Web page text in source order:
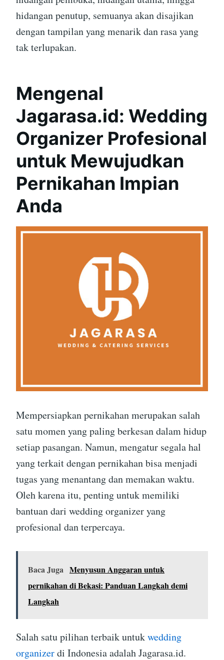
hidangan penutup, semuanya akan disajikan
dengan tampilan yang menarik dan rasa yang
tak terlupakan.
Mengenal
Jagarasa.id: Wedding
Organizer Profesional
untuk Mewujudkan
Pernikahan Impian
Anda
Mempersiapkan pernikahan merupakan salah
satu momen yang paling berkesan dalam hidup
setiap pasangan. Namun, mengatur segala hal
yang terkait dengan pernikahan bisa menjadi
tugas yang menantang dan memakan waktu.
Oleh karena itu, penting untuk memiliki
bantuan dari wedding organizer yang
profesional dan terpercaya.
Baca Juga Menyusun Anggaran untuk
pernikahan di Bekasi: Panduan Langkah demi
Langkah
Salah satu pilihan terbaik untukwedding
organizerdi Indonesia adalah Jagarasa.id.